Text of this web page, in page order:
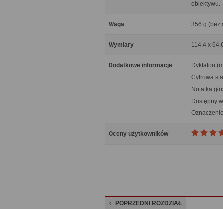
obiektywu.
Waga 356 g (bez
Wymiary 114.4 x
Dodatkowe informacje
Dyktafon
Cyfrowa
Notatka
Dostępny
Oceny użytkowników
POPRZEDNI ROZDZIAŁ